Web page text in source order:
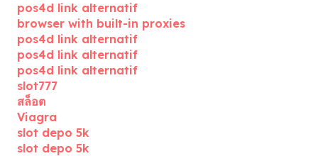
pos4d link alternatif
browser with built-in proxies
pos4d link alternatif
pos4d link alternatif
pos4d link alternatif
slot777
สล็อต
Viagra
slot depo 5k
slot depo 5k